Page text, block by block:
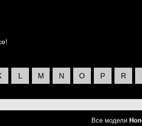
L M N O P R
Все модели